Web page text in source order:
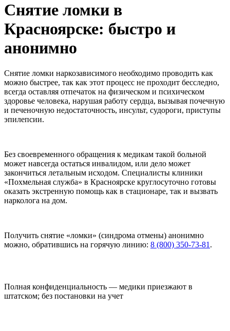
Снятие ломки в
Красноярске: быстро и
анонимно
Снятие ломки наркозависимого необходимо проводить как
можно быстрее, так как этот процесс не проходит бесследно,
всегда оставляя отпечаток на физическом и психическом
здоровье человека, нарушая работу сердца, вызывая почечную
и печеночную недостаточность, инсульт, судороги, приступы
эпилепсии.
Без своевременного обращения к медикам такой больной
может навсегда остаться инвалидом, или дело может
закончиться летальным исходом. Специалисты клиники
«Похмельная служба» в Красноярске круглосуточно готовы
оказать экстренную помощь как в стационаре, так и вызвать
нарколога на дом.
Получить снятие «ломки» (синдрома отмены) анонимно
можно, обратившись на горячую линию: 8 (800) 350-73-81 .
Полная конфиденциальность — медики приезжают в
штатском; без постановки на учет